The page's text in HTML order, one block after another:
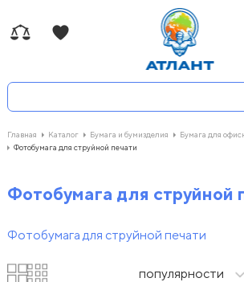
Главная Каталог Бумага и бумизделия Бумага для
Фотобумага для струйной печати
Фотобумага для струйной
Фотобумага для струйной печати
популярности